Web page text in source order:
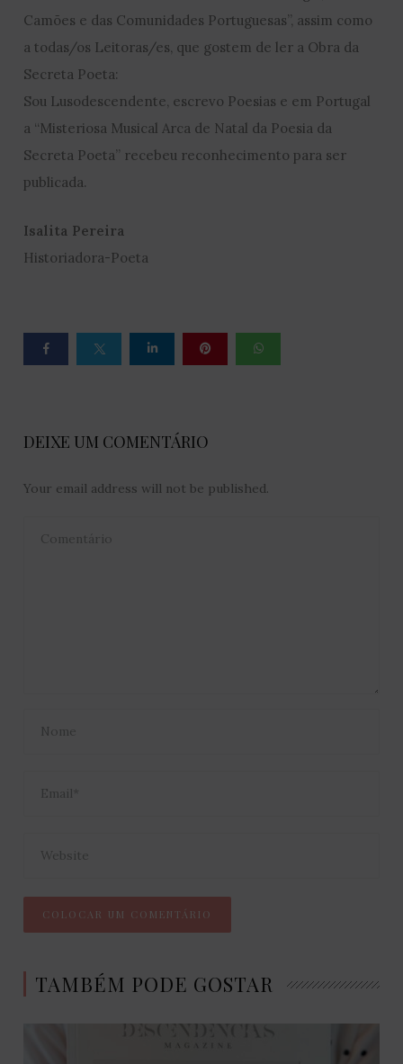
Camões e das Comunidades Portuguesas”, assim como
a todas/os Leitoras/es, que gostem de ler a Obra da
Secreta Poeta:
Sou Lusodescendente, escrevo Poesias e em Portugal
a “Misteriosa Musical Arca de Natal da Poesia da
Secreta Poeta” recebeu reconhecimento para ser
publicada.
Isalita Pereira
Historiadora-Poeta
DEIXE UM COMENTÁRIO
Your email address will not be published.
TAMBÉM PODE GOSTAR